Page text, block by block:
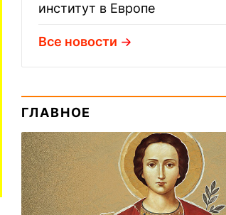
институт в Европе
Все новости
ГЛАВНОЕ